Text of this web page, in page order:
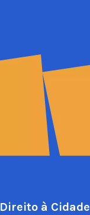
Direito à Cidade